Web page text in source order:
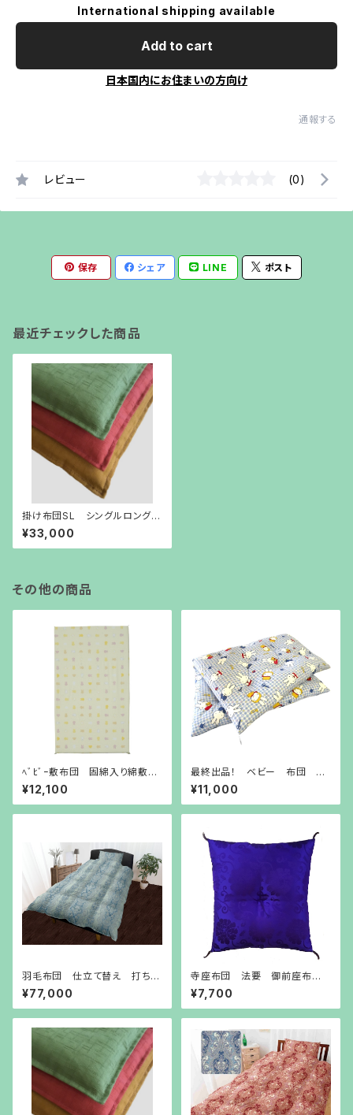
International shipping available
Add to cart
日本国内にお住まいの方向け
通報する
レビュー (0)
保存 シェア LINE ポスト
最近チェックした商品
掛け布団SL シングルロング
(側サイズ150㎝×210㎝) 自社
工場 手造り綿布団 メキシコ
綿100％
¥33,000
その他の商品
ﾍﾞﾋﾞｰ敷布団 固綿入り綿敷き
ふとん 70×120 ミッフィ
¥12,100
最終出品！ ベビー 布団 お
昼寝 里帰り 綿敷布団 9
0cm×135cm ＊ミッフィーブ
ルー＊
¥11,000
羽毛布団 仕立て替え 打ち直
し 自社工場 リフォーム 二
層式キルト 100サテン マザ
ーグース
¥77,000
寺座布団 法要 御前座布
団 仏前座布団 自社工場
製 むらさき 唐草
¥7,700